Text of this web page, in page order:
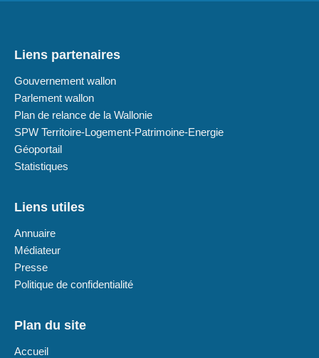
Liens partenaires
Gouvernement wallon
Parlement wallon
Plan de relance de la Wallonie
SPW Territoire-Logement-Patrimoine-Energie
Géoportail
Statistiques
Liens utiles
Annuaire
Médiateur
Presse
Politique de confidentialité
Plan du site
Accueil